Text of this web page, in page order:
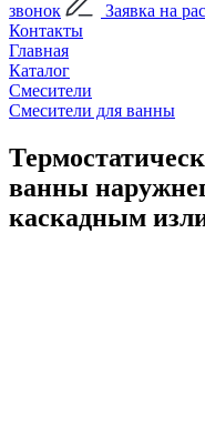
звонок
Заявка на
Контакты
Главная
Каталог
Смесители
Смесители для ванны
ванны
каскадным